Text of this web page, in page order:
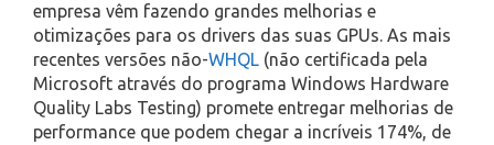
empresa vêm fazendo grandes melhorias e
otimizações para os drivers das suas GPUs. As mais
recentes versões não-WHQL (não certificada pela
Microsoft através do programa Windows Hardware
Quality Labs Testing) promete entregar melhorias de
performance que podem chegar a incríveis 174%, de